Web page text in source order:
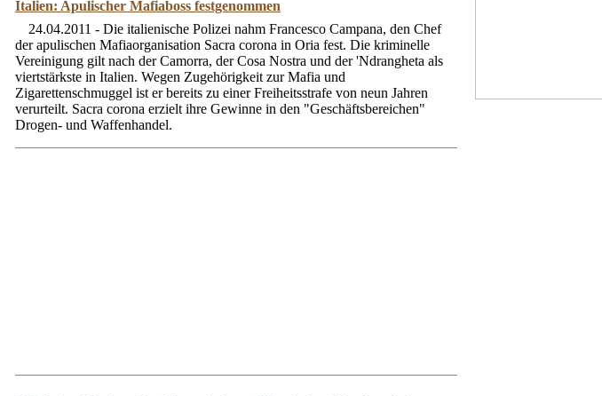
Italien: Apulischer Mafiaboss festgenommen
24.04.2011 - Die italienische Polizei nahm Francesco Campana, den Chef
der apulischen Mafiaorganisation Sacra corona in Oria fest. Die kriminelle
Vereinigung gilt nach der Camorra, der Cosa Nostra und der 'Ndrangheta als
viertstärkste in Italien. Wegen Zugehörigkeit zur Mafia und
Zigarettenschmuggel ist er bereits zu einer Freiheitsstrafe von neun Jahren
verurteilt. Sacra corona erzielt ihre Gewinne in den "Geschäftsbereichen"
Drogen- und Waffenhandel.